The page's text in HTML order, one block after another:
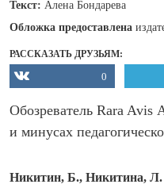
Текст: Алена Бондарева
Обложка предоставлена
РАССКАЗАТЬ ДРУЗЬЯМ:
0
Обозреватель Rara
и минусах
Никитин, Б., Никитина,